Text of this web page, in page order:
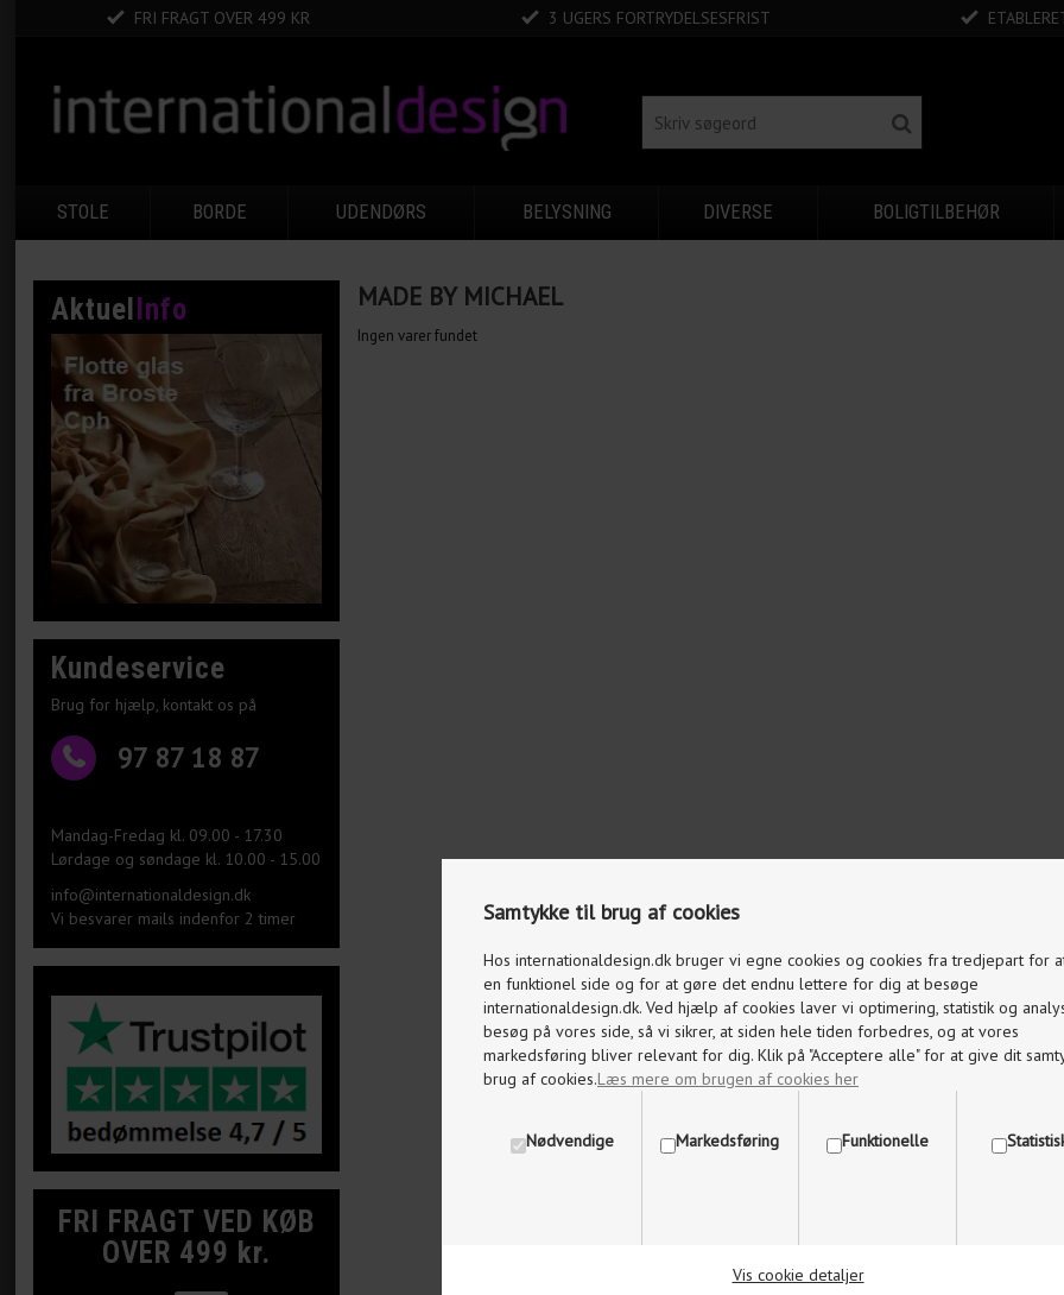
Samtykke til brug af cookies
Hos internationaldesign.dk bruger vi egne cookies og cookies fra tredjepart for
en funktionel side og for at gøre det endnu lettere for dig at besøge
internationaldesign.dk. Ved hjælp af cookies laver vi optimering, statistik og
besøg på vores side, så vi sikrer, at siden hele tiden forbedres, og at vores
markedsføring bliver relevant for dig. Klik på "Acceptere alle" for at give dit
brug af cookies.Læs mere om brugen af cookies her
Nødvendige Markedsføring Funktionelle
Vis cookie detaljer
FRI FRAGT OVER 499 KR 3 UGERS FORTRYDELSESFRIST
STOLE BORDE UDENDØRS BELYSNING DIVERSE BOLIGTILBEHØR
Aktuel Info
Kundeservice
Brug for hjælp, kontakt os på
97 87 18 87
Mandag-Fredag kl. 09.00 - 17.30
Lørdage og søndage kl. 10.00 - 15.00
info@internationaldesign.dk
Vi besvarer mails indenfor 2 timer
FRI FRAGT VED KØB
OVER 499 kr.
MADE BY MICHAEL
Ingen varer fundet